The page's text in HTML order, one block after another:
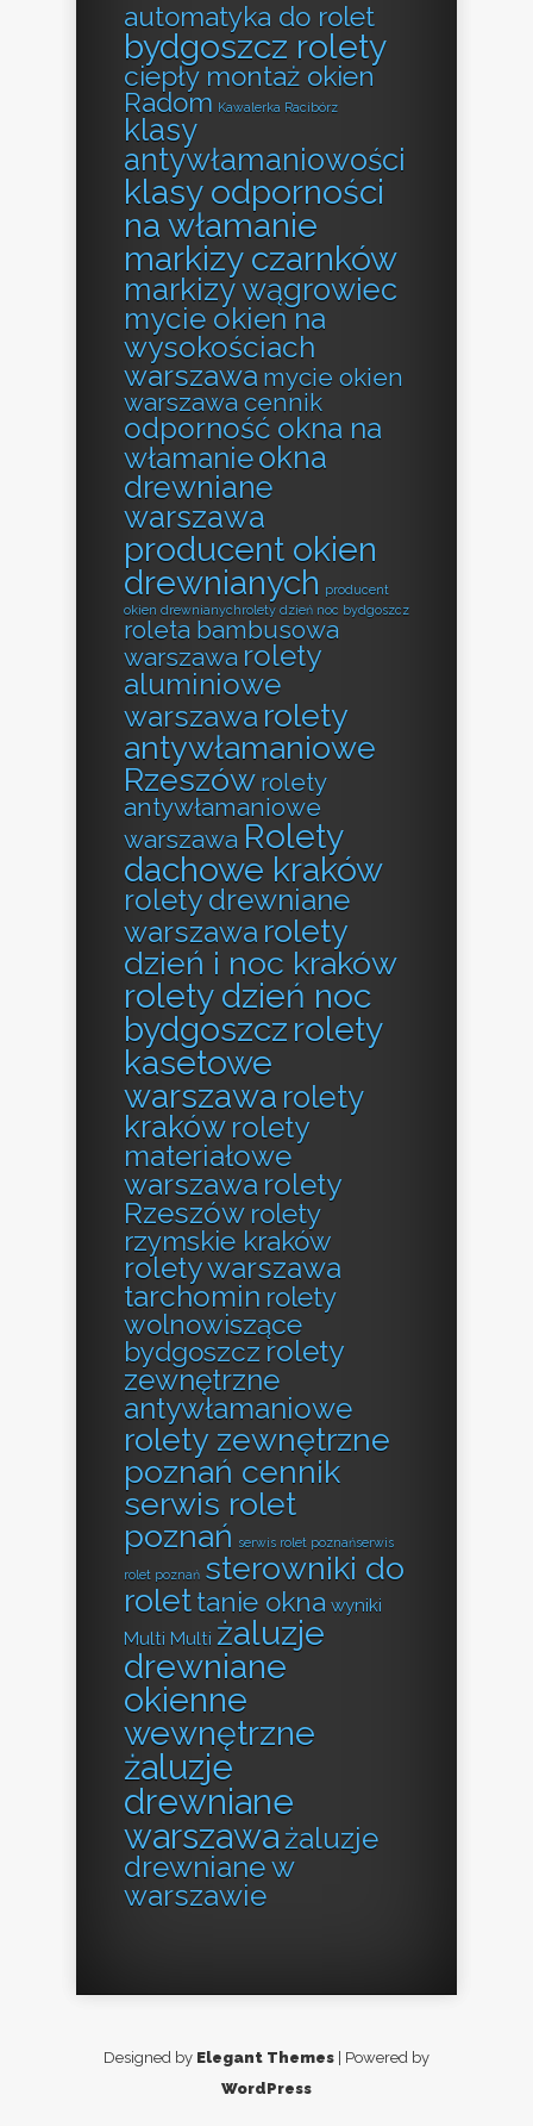
automatyka do rolet
bydgoszcz rolety
ciepły montaż okien
Radom Kawalerka Racibórz
klasy
antywłamaniowości
klasy odporności
na włamanie
markizy czarnków
markizy wągrowiec
mycie okien na
wysokościach
warszawa mycie okien
warszawa cennik
odporność okna na
włamanieokna
drewniane
warszawa
producent okien
drewnianych producent
okien drewnianychrolety dzień noc bydgoszcz
roleta bambusowa
warszawa rolety
aluminiowe
warszawa rolety
antywłamaniowe
Rzeszów rolety
antywłamaniowe
warszawa Rolety
dachowe kraków
rolety drewniane
warszawa rolety
dzień i noc kraków
rolety dzień noc
bydgoszcz rolety
kasetowe
warszawa rolety
kraków rolety
materiałowe
warszawa rolety
Rzeszów rolety
rzymskie kraków
rolety warszawa
tarchomin rolety
wolnowiszące
bydgoszcz rolety
zewnętrzne
antywłamaniowe
rolety zewnętrzne
poznań cennik
serwis rolet
poznań serwis rolet poznańserwis
rolet poznań sterowniki do
rolettanie okna wyniki
Multi Multi żaluzje
drewniane
okienne
wewnętrzne
żaluzje
drewniane
warszaważaluzje
drewniane w
warszawie
Designed by Elegant Themes | Powered by
WordPress